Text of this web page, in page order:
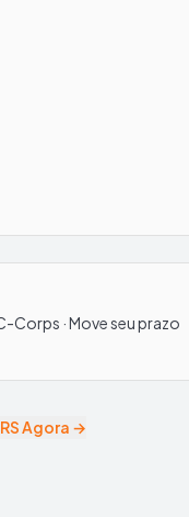
Corps · Move seu prazo
Agora →